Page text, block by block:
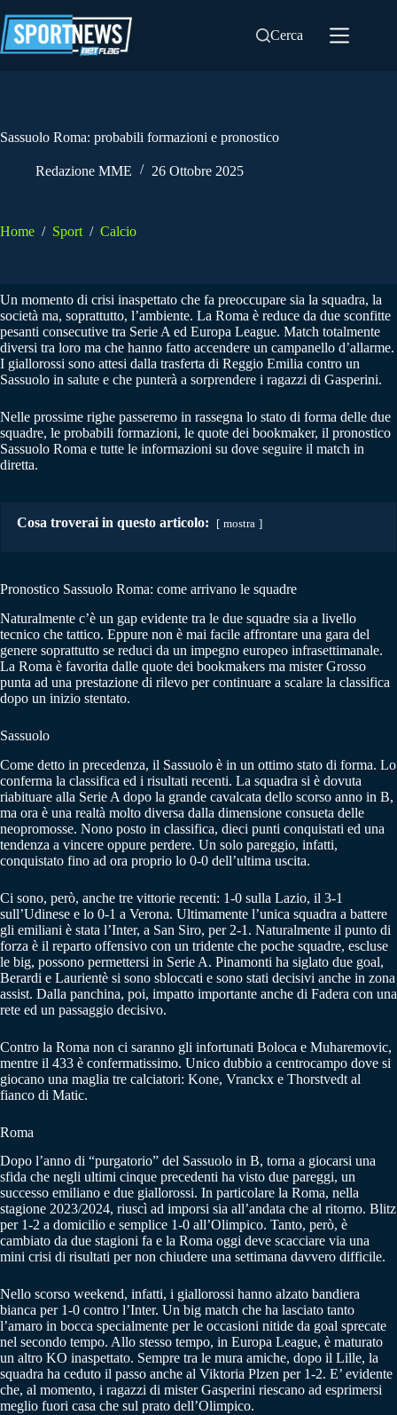
al
contenuto
Cerca
Sassuolo Roma: probabili formazioni e pronostico
Redazione MME 26 Ottobre 2025
Home / Sport / Calcio
Un momento di crisi inaspettato che fa preoccupare sia la squadra, la
società ma, soprattutto, l’ambiente. La Roma è reduce da due sconfitte
pesanti consecutive tra Serie A ed Europa League. Match totalmente
diversi tra loro ma che hanno fatto accendere un campanello d’allarme.
I giallorossi sono attesi dalla trasferta di Reggio Emilia contro un
Sassuolo in salute e che punterà a sorprendere i ragazzi di Gasperini.
Nelle prossime righe passeremo in rassegna lo stato di forma delle due
squadre, le probabili formazioni, le quote dei bookmaker, il pronostico
Sassuolo Roma e tutte le informazioni su dove seguire il match in
diretta.
Cosa troverai in questo articolo: mostra
Pronostico Sassuolo Roma: come arrivano le squadre
Naturalmente c’è un gap evidente tra le due squadre sia a livello
tecnico che tattico. Eppure non è mai facile affrontare una gara del
genere soprattutto se reduci da un impegno europeo infrasettimanale.
La Roma è favorita dalle quote dei bookmakers ma mister Grosso
punta ad una prestazione di rilevo per continuare a scalare la classifica
dopo un inizio stentato.
Sassuolo
Come detto in precedenza, il Sassuolo è in un ottimo stato di forma. Lo
conferma la classifica ed i risultati recenti. La squadra si è dovuta
riabituare alla Serie A dopo la grande cavalcata dello scorso anno in B,
ma ora è una realtà molto diversa dalla dimensione consueta delle
neopromosse. Nono posto in classifica, dieci punti conquistati ed una
tendenza a vincere oppure perdere. Un solo pareggio, infatti,
conquistato fino ad ora proprio lo 0-0 dell’ultima uscita.
Ci sono, però, anche tre vittorie recenti: 1-0 sulla Lazio, il 3-1
sull’Udinese e lo 0-1 a Verona. Ultimamente l’unica squadra a battere
gli emiliani è stata l’Inter, a San Siro, per 2-1. Naturalmente il punto di
forza è il reparto offensivo con un tridente che poche squadre, escluse
le big, possono permettersi in Serie A. Pinamonti ha siglato due goal,
Berardi e Laurientè si sono sbloccati e sono stati decisivi anche in zona
assist. Dalla panchina, poi, impatto importante anche di Fadera con una
rete ed un passaggio decisivo.
Contro la Roma non ci saranno gli infortunati Boloca e Muharemovic,
mentre il 433 è confermatissimo. Unico dubbio a centrocampo dove si
giocano una maglia tre calciatori: Kone, Vranckx e Thorstvedt al
fianco di Matic.
Roma
Dopo l’anno di “purgatorio” del Sassuolo in B, torna a giocarsi una
sfida che negli ultimi cinque precedenti ha visto due pareggi, un
successo emiliano e due giallorossi. In particolare la Roma, nella
stagione 2023/2024, riuscì ad imporsi sia all’andata che al ritorno. Blitz
per 1-2 a domicilio e semplice 1-0 all’Olimpico. Tanto, però, è
cambiato da due stagioni fa e la Roma oggi deve scacciare via una
mini crisi di risultati per non chiudere una settimana davvero difficile.
Nello scorso weekend, infatti, i giallorossi hanno alzato bandiera
bianca per 1-0 contro l’Inter. Un big match che ha lasciato tanto
l’amaro in bocca specialmente per le occasioni nitide da goal sprecate
nel secondo tempo. Allo stesso tempo, in Europa League, è maturato
un altro KO inaspettato. Sempre tra le mura amiche, dopo il Lille, la
squadra ha ceduto il passo anche al Viktoria Plzen per 1-2. E’ evidente
che, al momento, i ragazzi di mister Gasperini riescano ad esprimersi
meglio fuori casa che sul prato dell’Olimpico.